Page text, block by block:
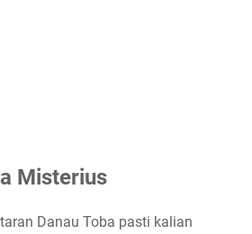
Misterius
Danau Toba pasti kalian